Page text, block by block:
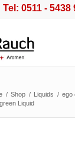
Tel: 0511 - 5438
/ Shop / Liquids / ego
Liquid